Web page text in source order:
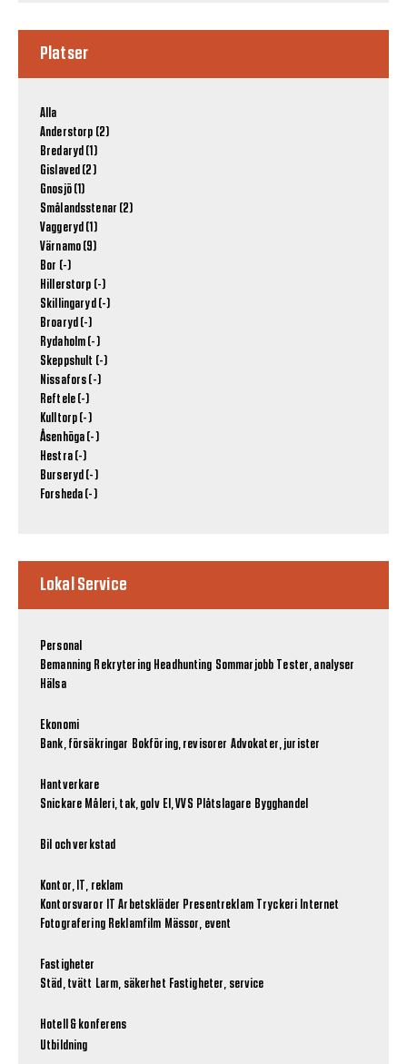
Platser
Alla
Anderstorp (2)
Bredaryd (1)
Gislaved (2)
Gnosjö (1)
Smålandsstenar (2)
Vaggeryd (1)
Värnamo (9)
Bor (-)
Hillerstorp (-)
Skillingaryd (-)
Broaryd (-)
Rydaholm (-)
Skeppshult (-)
Nissafors (-)
Reftele (-)
Kulltorp (-)
Åsenhöga (-)
Hestra (-)
Burseryd (-)
Forsheda (-)
Lokal Service
Personal
Bemanning Rekrytering Headhunting Sommarjobb Tester, analyser
Hälsa
Ekonomi
Bank, försäkringar Bokföring, revisorer Advokater, jurister
Hantverkare
Snickare Måleri, tak, golv El, VVS Plåtslagare Bygghandel
Bil och verkstad
Kontor, IT, reklam
Kontorsvaror IT Arbetskläder Presentreklam Tryckeri Internet
Fotografering Reklamfilm Mässor, event
Fastigheter
Städ, tvätt Larm, säkerhet Fastigheter, service
Hotell & konferens
Utbildning